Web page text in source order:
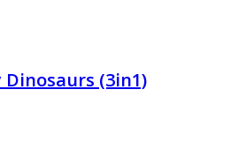
Dinosaurs (3in1)